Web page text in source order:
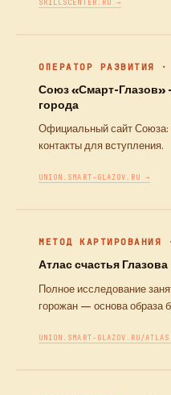
SKILLSCENTER.RU →
ОПЕРАТОР РАЗВИТИЯ
Союз «Смарт-Глазов»
города
Официальный сайт Союза:
контакты для вступления.
UNION.SMART-GLAZOV.RU →
МЕТОД КАРТИРОВАНИЯ
Атлас счастья Глазова
Полное исследование
горожан — основа образа
UNION.SMART-GLAZOV.RU/